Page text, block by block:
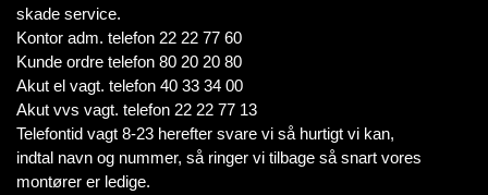
skade service.
Kontor adm. telefon 22 22 77 60
Kunde ordre telefon 80 20 20 80
Akut el vagt. telefon 40 33 34 00
Akut vvs vagt. telefon 22 22 77 13
Telefontid vagt 8-23 herefter svare vi så hurtigt vi kan,
indtal navn og nummer, så ringer vi tilbage så snart vores
montører er ledige.